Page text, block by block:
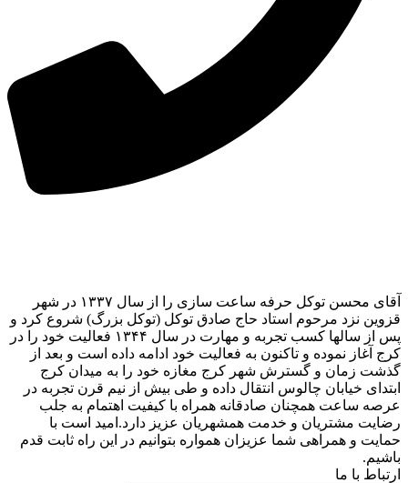
آقای محسن توکل حرفه ساعت سازی را از سال ۱۳۳۷ در شهر
قزوین نزد مرحوم استاد حاج صادق توکل (توکل بزرگ) شروع کرد و
پس از سالها کسب تجربه و مهارت در سال ۱۳۴۴ فعالیت خود را در
کرج آغاز نموده و تاکنون به فعالیت خود ادامه داده است و بعد از
گذشت زمان و گسترش شهر کرج مغازه خود را به میدان کرج
ابتدای خیابان چالوس انتقال داده و طی بیش از نیم قرن تجربه در
عرصه ساعت همچنان صادقانه همراه با کیفیت اهتمام به جلب
رضایت مشتریان و خدمت همشهریان عزیز دارد.امید است با
حمایت و همراهی شما عزیزان همواره بتوانیم در این راه ثابت قدم
باشیم.
ارتباط با ما